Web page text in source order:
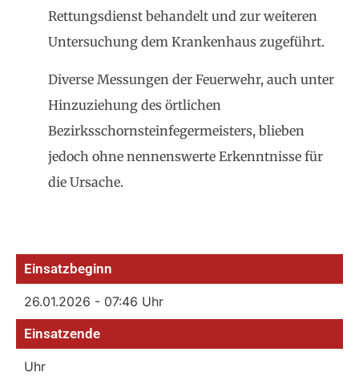
Rettungsdienst behandelt und zur weiteren
Untersuchung dem Krankenhaus zugeführt.
Diverse Messungen der Feuerwehr, auch unter
Hinzuziehung des örtlichen
Bezirksschornsteinfegermeisters, blieben
jedoch ohne nennenswerte Erkenntnisse für
die Ursache.
Einsatzbeginn
26.01.2026 - 07:46 Uhr
Einsatzende
Uhr